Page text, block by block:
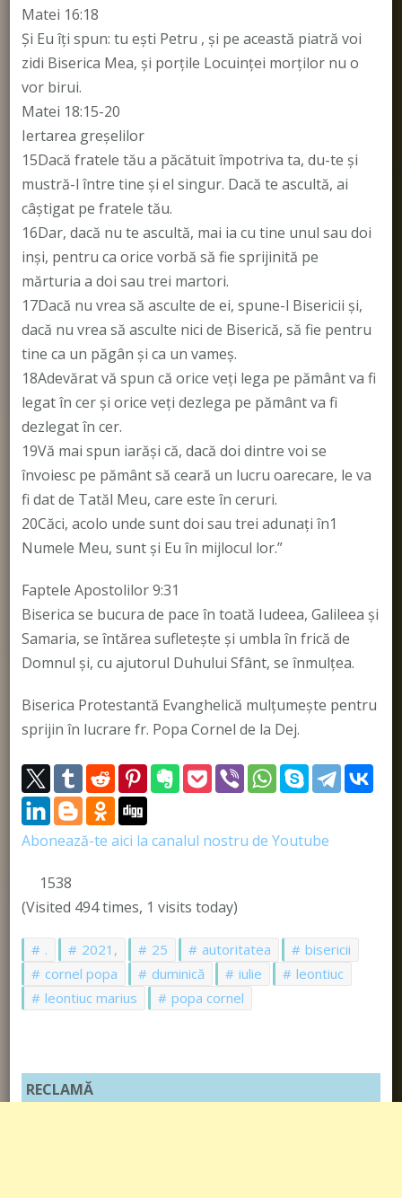
Matei 16:18
Şi Eu îţi spun: tu eşti Petru , şi pe această piatră voi
zidi Biserica Mea, şi porţile Locuinţei morţilor nu o
vor birui.
Matei 18:15-20
Iertarea greşelilor
15Dacă fratele tău a păcătuit împotriva ta, du-te şi
mustră-l între tine şi el singur. Dacă te ascultă, ai
câştigat pe fratele tău.
16Dar, dacă nu te ascultă, mai ia cu tine unul sau doi
inşi, pentru ca orice vorbă să fie sprijinită pe
mărturia a doi sau trei martori.
17Dacă nu vrea să asculte de ei, spune-l Bisericii şi,
dacă nu vrea să asculte nici de Biserică, să fie pentru
tine ca un păgân şi ca un vameş.
18Adevărat vă spun că orice veţi lega pe pământ va fi
legat în cer şi orice veţi dezlega pe pământ va fi
dezlegat în cer.
19Vă mai spun iarăşi că, dacă doi dintre voi se
învoiesc pe pământ să ceară un lucru oarecare, le va
fi dat de Tatăl Meu, care este în ceruri.
20Căci, acolo unde sunt doi sau trei adunaţi în1
Numele Meu, sunt şi Eu în mijlocul lor.”
Faptele Apostolilor 9:31
Biserica se bucura de pace în toată Iudeea, Galileea şi
Samaria, se întărea sufleteşte şi umbla în frică de
Domnul şi, cu ajutorul Duhului Sfânt, se înmulţea.
Biserica Protestantă Evanghelică mulțumește pentru
sprijin în lucrare fr. Popa Cornel de la Dej.
Abonează-te aici la canalul nostru de Youtube
1538
(Visited 494 times, 1 visits today)
. 2021, 25 autoritatea
bisericii
cornel popa
duminică iulie
leontiuc
leontiuc marius
popa cornel
RECLAMĂ